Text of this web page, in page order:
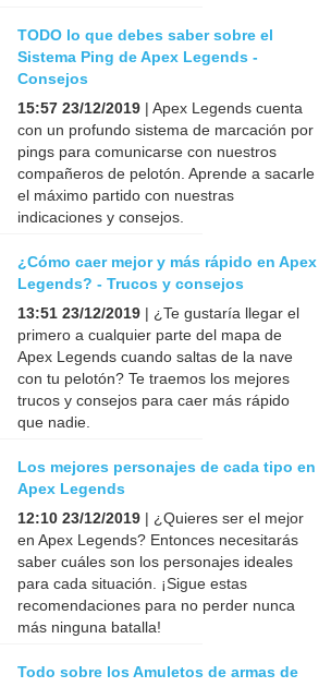
TODO lo que debes saber sobre el
Sistema Ping de Apex Legends -
Consejos
15:57 23/12/2019 | Apex Legends cuenta
con un profundo sistema de marcación por
pings para comunicarse con nuestros
compañeros de pelotón. Aprende a sacarle
el máximo partido con nuestras
indicaciones y consejos.
¿Cómo caer mejor y más rápido en Apex
Legends? - Trucos y consejos
13:51 23/12/2019 | ¿Te gustaría llegar el
primero a cualquier parte del mapa de
Apex Legends cuando saltas de la nave
con tu pelotón? Te traemos los mejores
trucos y consejos para caer más rápido
que nadie.
Los mejores personajes de cada tipo en
Apex Legends
12:10 23/12/2019 | ¿Quieres ser el mejor
en Apex Legends? Entonces necesitarás
saber cuáles son los personajes ideales
para cada situación. ¡Sigue estas
recomendaciones para no perder nunca
más ninguna batalla!
Todo sobre los Amuletos de armas de